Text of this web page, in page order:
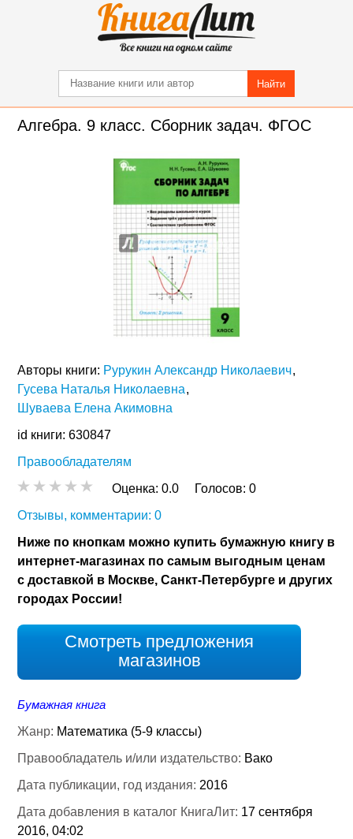
Найти
Алгебра. 9 класс. Сборник задач. ФГОС
Авторы книги: Рурукин Александр Николаевич
Гусева Наталья Николаевна
Шуваева Елена Акимовна
id книги: 630847
Правообладателям
Оценка:0.0 Голосов:0
Отзывы, комментарии: 0
Ниже по кнопкам можно купить бумажную книгу в
интернет-магазинах по самым выгодным ценам
с доставкой в Москве, Санкт-Петербурге и других
городах России!
Смотреть предложения
магазинов
Бумажная книга
Жанр: Математика (5-9 классы)
Правообладатель и/или издательство: Вако
Дата публикации, год издания: 2016
Дата добавления в каталог КнигаЛит: 17 сентября
2016, 04:02